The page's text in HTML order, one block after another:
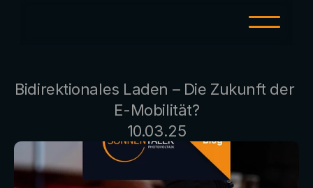
PV für zu Hause
PV-Großanlagen
E-Mobility
Investment
Bidirektionales Laden – Die Zukunft der
E-Mobilität?
10.03.25